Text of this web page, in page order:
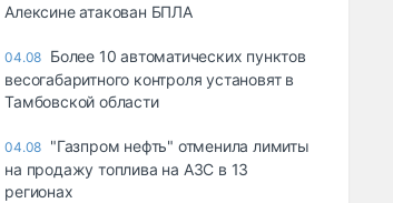
Алексине атакован БПЛА
04.08 Более 10 автоматических пунктов
весогабаритного контроля установят в
Тамбовской области
04.08 "Газпром нефть" отменила лимиты
на продажу топлива на АЗС в 13
регионах